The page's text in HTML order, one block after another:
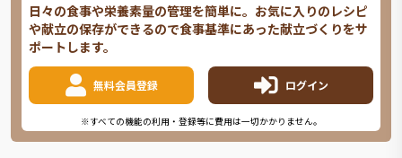
日々の食事や栄養素量の管理を簡単に。お気に入りのレシピ
や献立の保存ができるので食事基準にあった献立づくりをサ
ポートします。
無料会員登録 ログイン
※すべての機能の利用・登録等に費用は一切かかりません。